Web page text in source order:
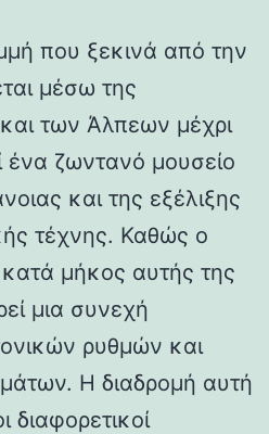
που ξεκινά από την
μέσω της
των Άλπεων μέχρι
ένα ζωντανό μουσείο
και της εξέλιξης
τέχνης. Καθώς ο
κατά μήκος αυτής της
μια συνεχή
ρυθμών και
Η διαδρομή αυτή